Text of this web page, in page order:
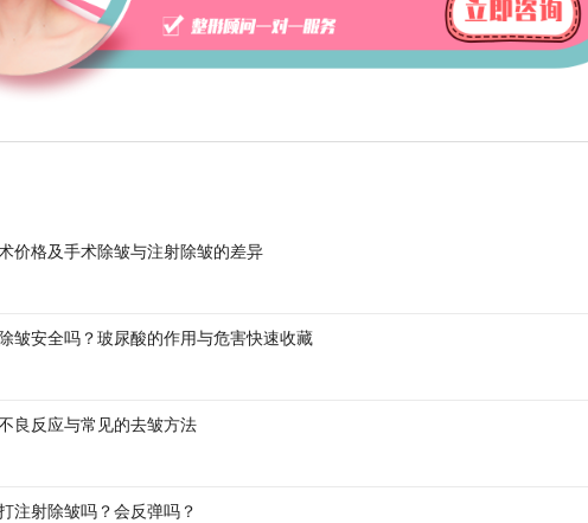
价格及手术除皱与注射除皱的差异
皱安全吗？玻尿酸的作用与危害快速收藏
良反应与常见的去皱方法
注射除皱吗？会反弹吗？